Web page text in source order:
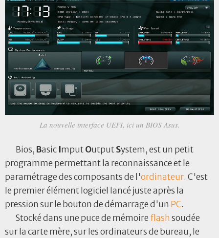
La nouvelle interface UEFI, ici un BIOS Asus.
Bios, Basic ImputOutputSystem, est un petit
programme permettant la reconnaissance et le
paramétrage des composants de l'ordinateur. C'est
le premier élément logiciel lancé juste après la
pression sur le bouton de démarrage d'un PC.
Stocké dans une puce de mémoire flashsoudée
sur la carte mère, sur les ordinateurs de bureau, le